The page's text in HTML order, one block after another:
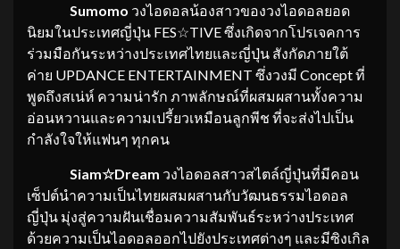
Sumomo วงไอดอลน้องสาวของวงไอดอลยอด
นิยมในประเทศญี่ปุ่น FES☆TIVE ซึ่งเกิดจากโปรเจคการ
ร่วมมือกันระหว่างประเทศไทยและญี่ปุ่น สังกัดภายใต้
ค่าย UPDANCE ENTERTAINMENT ซึ่งวงมี Concept ที่
พูดถึงสเน่ห์ ความน่ารัก ภาพลักษณ์ที่ผสมผสานทั้งความ
อ่อนหวานและความเปรี้ยวเหมือนลูกพีช ที่จะส่งไปเป็น
กำลังใจให้แฟนๆ ทุกคน
Siam☆Dream วงไอดอลสาวสไตล์ญี่ปุ่นที่มีคอน
เซ็ปต์นำความเป็นไทยผสมผสานกับวัฒนธรรมไอดอล
ญี่ปุ่น มุ่งสู่ความฝันเชื่อมความสัมพันธ์ระหว่างประเทศ
ด้วยความเป็นไอดอลออกไปยังประเทศต่างๆ และมีซิงเกิล